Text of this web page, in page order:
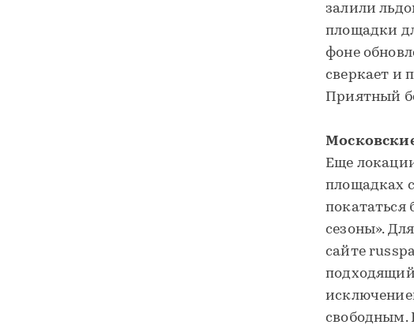
залили
площадки
фоне
сверкает и
Приятный
Еще
площадках
покататься
сезоны».
сайте
подходящий
свободным.